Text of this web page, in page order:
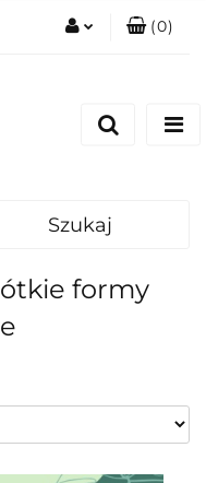
(0)
Szukaj
formy